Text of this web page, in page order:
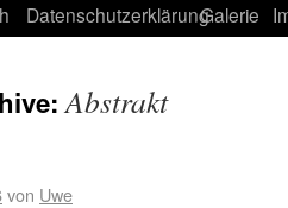
DatenschutzerklärungGalerie
Abstrakt
von Uwe